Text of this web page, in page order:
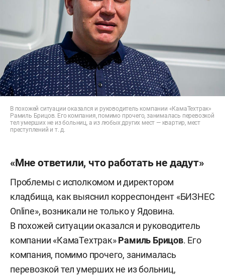
В похожей ситуации оказался и руководитель компании «КамаТехтрак»
Рамиль Брицов. Его компания, помимо прочего, занималась перевозкой
тел умерших не из больниц, а из любых других мест — квартир, мест
преступлений и т. д.
«Мне ответили, что работать не дадут»
Проблемы с исполкомом и директором
кладбища, как выяснил корреспондент «БИЗНЕС
Online», возникали не только у Ядовина.
В похожей ситуации оказался и руководитель
компании «КамаТехтрак»Рамиль Брицов. Его
компания, помимо прочего, занималась
перевозкой тел умерших не из больниц,